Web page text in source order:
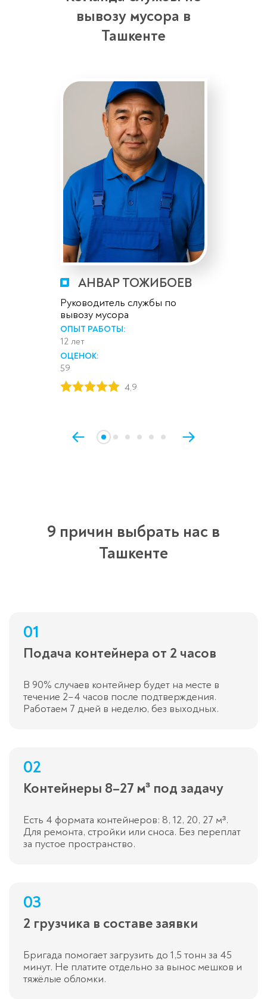
вывозу мусора в
Ташкенте
АНВАР ТОЖИБОЕВ
Руководитель службы по
вывозу мусора
ОПЫТ РАБОТЫ:
12 лет
ОЦЕНОК:
59
4,9
9 причин выбрать нас в
Ташкенте
01
Подача контейнера от 2 часов
В 90% случаев контейнер будет на месте в
течение 2–4 часов после подтверждения.
Работаем 7 дней в неделю, без выходных.
02
Контейнеры 8–27 м³ под задачу
Есть 4 формата контейнеров: 8, 12, 20, 27 м³.
Для ремонта, стройки или сноса. Без переплат
за пустое пространство.
03
2 грузчика в составе заявки
Бригада помогает загрузить до 1,5 тонн за 45
минут. Не платите отдельно за вынос мешков и
тяжёлые обломки.